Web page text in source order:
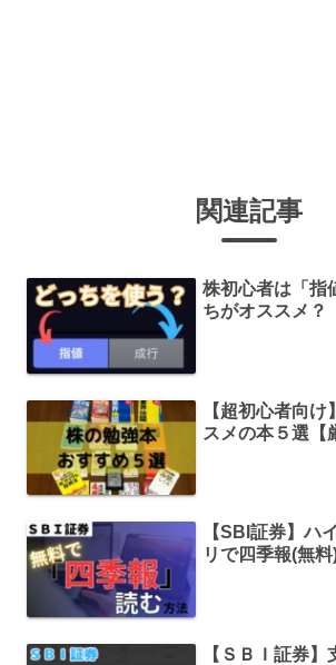
関連記事
株初心者は「指
ちがオススメ？
【超初心者向
スメの本５選【
【SBI証券】ハ
リで四季報(無
【ＳＢＩ証券